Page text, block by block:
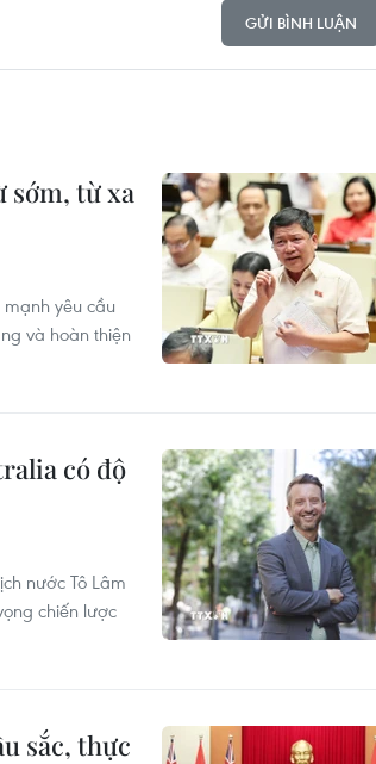
GỬI BÌNH LUẬN
sớm, từ xa
yêu cầu
và hoàn thiện
có độ
nước Tô Lâm
chiến lược
sắc, thực